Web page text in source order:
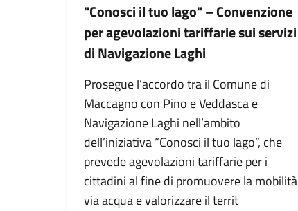
"Conosci il tuo lago" – Convenzione
per agevolazioni tariffarie sui servizi
di Navigazione Laghi
Prosegue l’accordo tra il Comune di
Maccagno con Pino e Veddasca e
Navigazione Laghi nell’ambito
dell’iniziativa “Conosci il tuo lago”, che
prevede agevolazioni tariffarie per i
cittadini al fine di promuovere la mobilità
via acqua e valorizzare il territ